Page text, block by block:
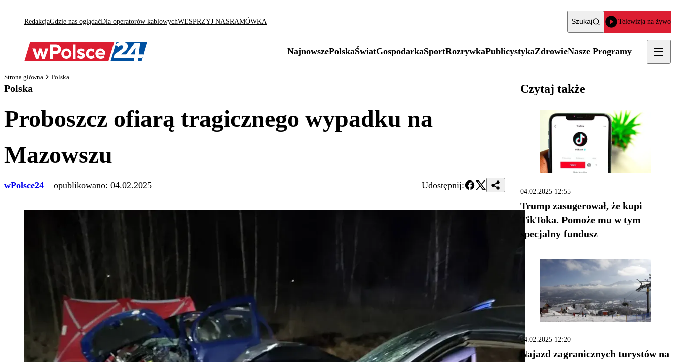
RedakcjaGdzie nas oglądaćDla operatorów kablowychWESPRZYJ NASRAMÓWKA Szukaj Telewizja na żywo
NajnowszePolskaŚwiatGospodarkaSportRozrywkaPublicystykaZdrowieNasze Programy
Strona główna Polska
Polska
Proboszcz ofiarą tragicznego wypadku na
Mazowszu
wPolsce24 opublikowano: 04.02.2025 Udostępnij:
Czytaj także
04.02.2025 12:55
Trump zasugerował, że kupi
TikToka. Pomoże mu w tym
specjalny fundusz
04.02.2025 12:20
Najazd zagranicznych turystów na